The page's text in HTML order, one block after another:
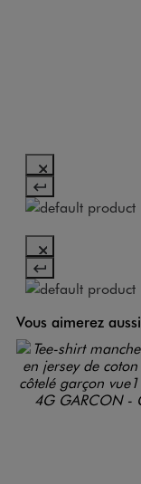
Vous aimerez aussi